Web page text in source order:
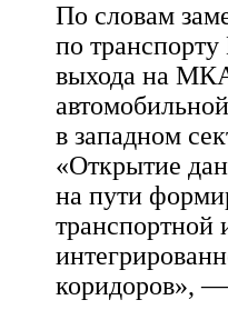
По словам
по
выхода на
в западном
«Открытие
на пути
транспортной
коридоров», —